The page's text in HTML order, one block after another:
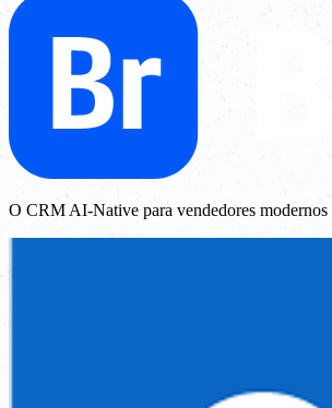
O CRM AI-Native para vendedores modernos